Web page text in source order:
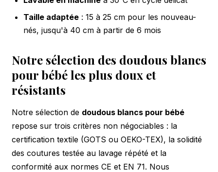
Taille adaptée : 15 à 25 cm pour les nouveau-
nés, jusqu'à 40 cm à partir de 6 mois
Notre sélection des doudous blancs
pour bébé les plus doux et
résistants
Notre sélection de doudous blancs pour bébé
repose sur trois critères non négociables : la
certification textile (GOTS ou OEKO-TEX), la solidité
des coutures testée au lavage répété et la
conformité aux normes CE et EN 71. Nous